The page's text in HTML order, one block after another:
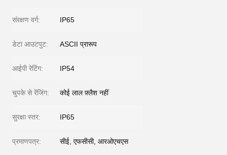
संरक्षण वर्ग: IP65
डेटा आउटपुट: ASCII प्रारूप
आईपी रेटिंग: IP54
चुपके से रेंजिंग: कोई लाल फ़्लैश नहीं
सुरक्षा स्तर: IP65
प्रमाणपत्र: सीई, एफसीसी, आरओएचएस